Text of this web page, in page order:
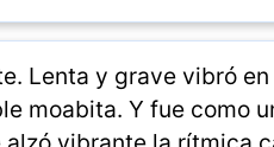
Lenta y grave vibró
moabita. Y fue como